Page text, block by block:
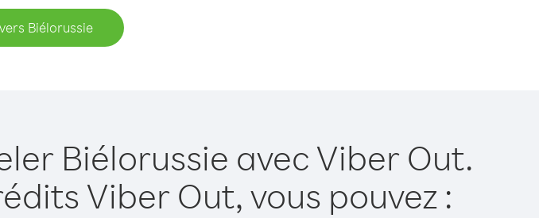
Biélorussie
Biélorussie avec Viber Out.
Viber Out, vous pouvez :